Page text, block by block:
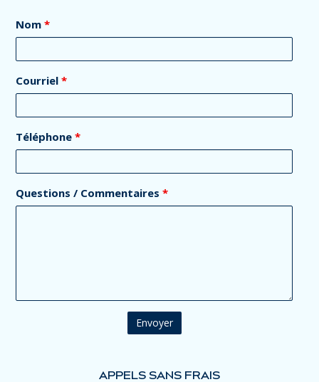
Nom*
Courriel*
Téléphone*
Questions / Commentaires*
APPELS SANS FRAIS